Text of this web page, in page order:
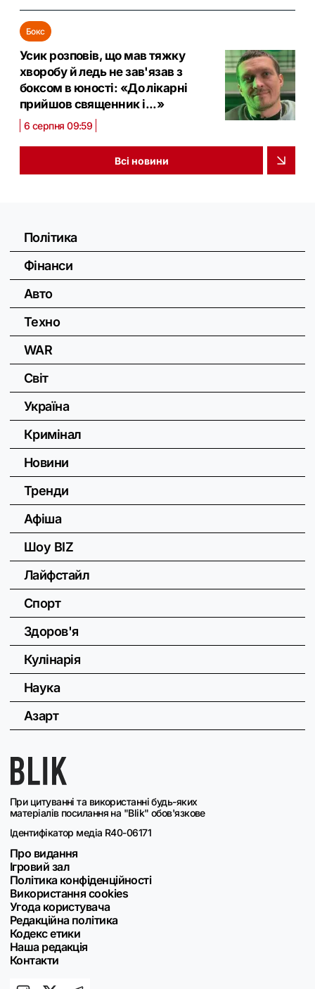
Бокс
Усик розповів, що мав тяжку
хворобу й ледь не зав'язав з
боксом в юності: «До лікарні
прийшов священник і...»
6 серпня 09:59
Всі новини
При цитуванні та використанні будь-яких
матеріалів посилання на "Blik" обов'язкове
Ідентифікатор медіа R40-06171
Про видання
Ігровий зал
Політика конфіденційності
Використання cookies
Угода користувача
Редакційна політика
Кодекс етики
Наша редакція
Контакти
Політика
Фінанси
Авто
Техно
WAR
Світ
Україна
Кримінал
Новини
Тренди
Афіша
Шоу BIZ
Лайфстайл
Спорт
Здоров'я
Кулінарія
Наука
Азарт